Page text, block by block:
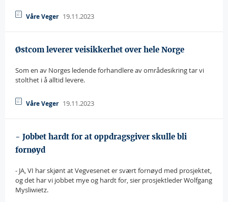
Våre Veger 19.11.2023
Østcom leverer veisikkerhet over hele Norge
Som en av Norges ledende forhandlere av områdesikring tar vi
stolthet i å alltid levere.
Våre Veger 19.11.2023
- Jobbet hardt for at oppdragsgiver skulle bli
fornøyd
- JA, VI har skjønt at Vegvesenet er svært fornøyd med prosjektet,
og det har vi jobbet mye og hardt for, sier prosjektleder Wolfgang
Mysliwietz.